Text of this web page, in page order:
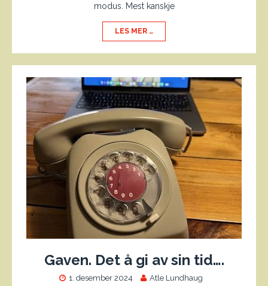
modus. Mest kanskje
LES MER …
Gaven. Det å gi av sin tid….
1. desember 2024 Atle Lundhaug